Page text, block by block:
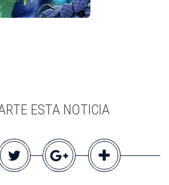
ESTA NOTICIA